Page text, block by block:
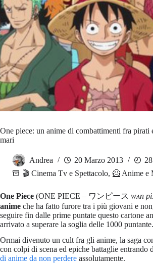
One piece: un anime di combattimenti fra pirati
mari
Andrea 20 Marzo 2013
🎬 Cinema Tv e Spettacolo, 🦸 Anime e
One Piece (ONE PIECE – ワンピース wʌn
anime che ha fatto furore tra i più giovani e
seguire fin dalle prime puntate questo cartone
arrivato a superare la soglia delle 1000 puntante.
Ormai divenuto un cult fra gli anime, la saga
con colpi di scena ed epiche battaglie entrando
di anime da non perdere assolutamente.